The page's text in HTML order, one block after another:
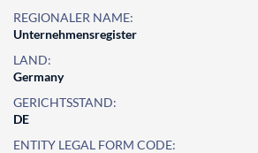
REGIONALER NAME:
Unternehmensregister
LAND:
Germany
GERICHTSSTAND:
DE
ENTITY LEGAL FORM CODE: